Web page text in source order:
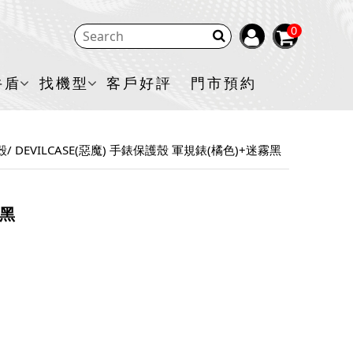
0
盾 找機型 客戶好評 門市預約
DEVILCASE(惡魔) 手錶保護殼 軍規錶(橘色)+迷霧黑